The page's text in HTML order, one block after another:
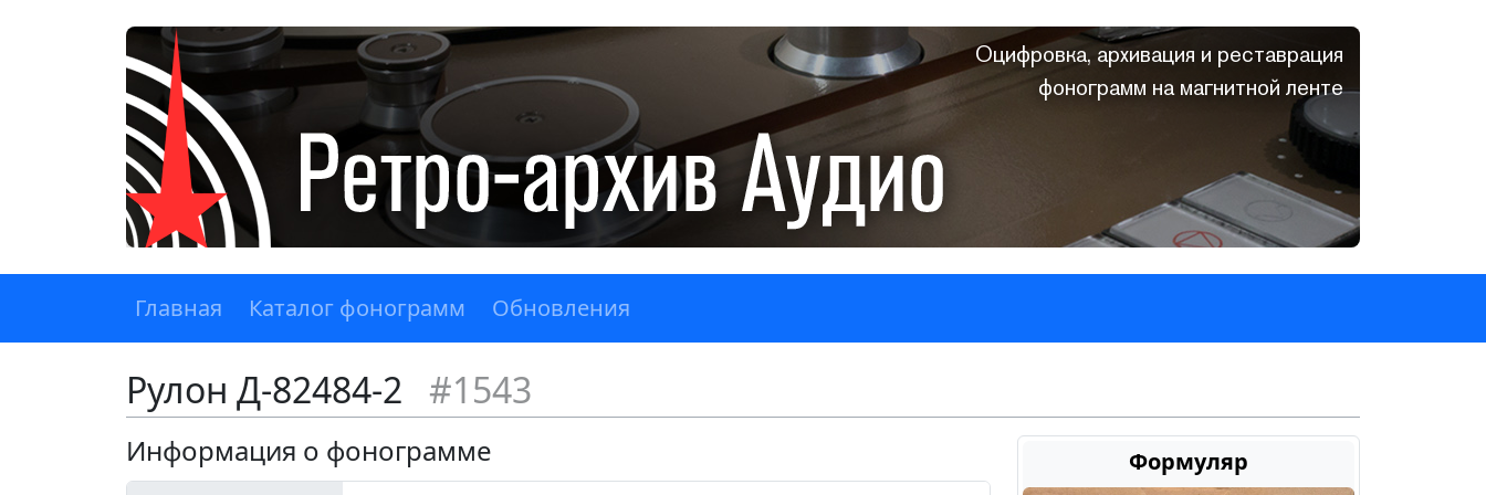
Оцифровка, архивация и реставрация
фонограмм на магнитной ленте
Главная Каталог фонограмм Обновления
Рулон Д-82484-2 #1543
Формуляр
Информация о фонограмме